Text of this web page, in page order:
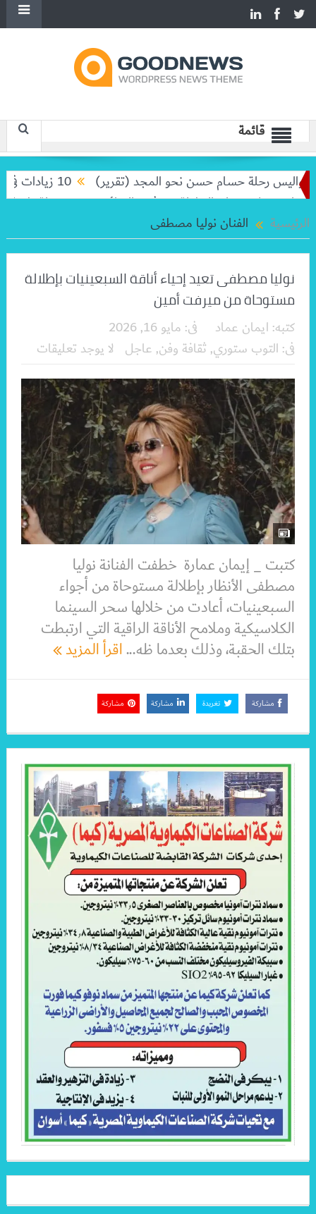
قائمة
رحلة حسام حسن نحو المجد (تقرير)
10 زيادات في 10 سنوات.. هل حان الوقت لرفع دعم البنزين نهائيا؟
تودعان البطولة من ثمن النهائي
بعد رحلة طويلة..
الرئيسية
الفنان نوليا مصطفى
نوليا مصطفى تعيد إحياء أناقة السبعينيات بإطلالة
مستوحاة من ميرفت أمين
كتبه: ايمان عماد فى: مايو 16, 2026
فى: التوب ستوري, ثقافة وفن, عاجل لا يوجد تعليقات
كتبت _ إيمان عمارة خطفت الفنانة نوليا
مصطفى الأنظار بإطلالة مستوحاة من أجواء
السبعينيات، أعادت من خلالها سحر السينما
الكلاسيكية وملامح الأناقة الراقية التي ارتبطت
بتلك الحقبة، وذلك بعدما ظه...اقرأ المزيد
مشاركة تغريدة مشاركة مشاركة